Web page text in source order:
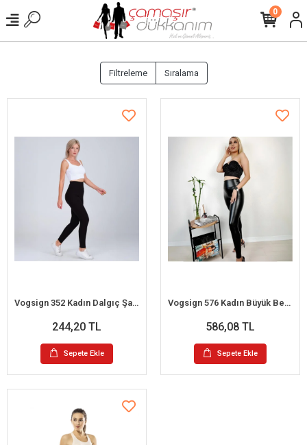
0
Filtreleme Sıralama
Vogsign 352 Kadın Dalgıç Şaronlu Büyük Beden Tayt
244,20 TL
Sepete Ekle
Vogsign 576 Kadın Büyük Beden Derili Şardonlu Tayt
586,08 TL
Sepete Ekle